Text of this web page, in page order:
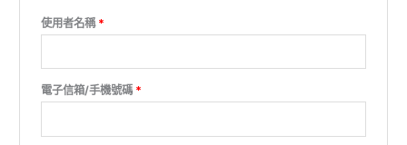
使用者名稱 *
電子信箱/手機號碼 *